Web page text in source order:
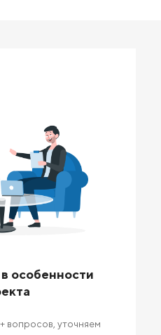
особенности
вопросов, уточняем